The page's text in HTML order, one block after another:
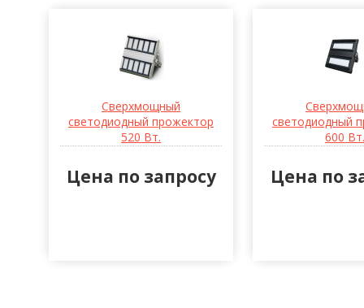
Сверхмощный
светодиодный прожектор
520 Вт.
Цена по запросу
светодиодный
600 Вт.
Цена по